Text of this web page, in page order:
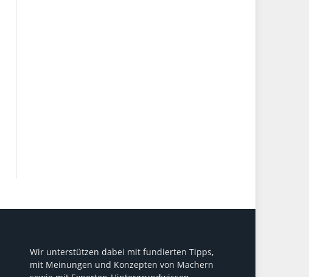
Wir unterstützen dabei mit fundierten Tipps,
mit Meinungen und Konzepten von Machern